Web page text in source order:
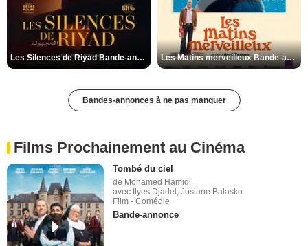
Les Silences de Riyad Bande-annonce VO STFR Les Matins merveilleux Bande-annonce VF
Bandes-annonces à ne pas manquer
Films Prochainement au Cinéma
Tombé du ciel
de Mohamed Hamidi
avec Ilyes Djadel, Josiane Balasko
Film - Comédie
Bande-annonce